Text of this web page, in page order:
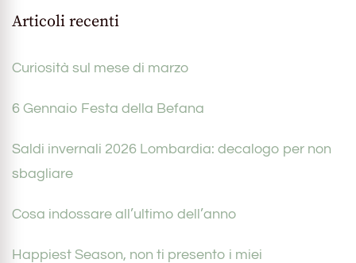
Articoli recenti
Curiosità sul mese di marzo
6 Gennaio Festa della Befana
Saldi invernali 2026 Lombardia: decalogo per non
sbagliare
Cosa indossare all’ultimo dell’anno
Happiest Season, non ti presento i miei